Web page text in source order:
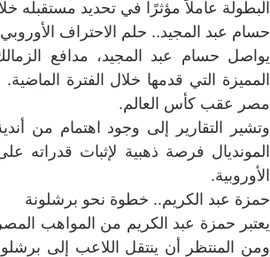
البطولة عاملاً مؤثرًا في تحديد مستقبله
حسام عبد المجيد.. حلم الاحتراف الأوروبي
يواصل حسام عبد المجيد، مدافع
المميزة التي قدمها خلال الفترة
مصر عقب كأس العالم.
وتشير التقارير إلى وجود اهتمام من
المونديال فرصة ذهبية لإثبات قدراته
الأوروبية.
حمزة عبد الكريم.. خطوة نحو برشلونة
يعتبر حمزة عبد الكريم من المواهب
ومن المنتظر أن ينتقل اللاعب إلى